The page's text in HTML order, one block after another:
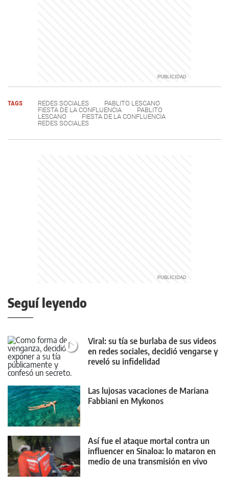
TAGS REDES SOCIALES
PABLITO LESCANO
FIESTA DE LA CONFLUENCIA
PABLITO
LESCANO
FIESTA DE LA CONFLUENCIA
REDES SOCIALES
Seguí leyendo
Viral: su tía se burlaba de sus videos
en redes sociales, decidió vengarse y
reveló su infidelidad
Las lujosas vacaciones de Mariana
Fabbiani en Mykonos
Así fue el ataque mortal contra un
influencer en Sinaloa: lo mataron en
medio de una transmisión en vivo